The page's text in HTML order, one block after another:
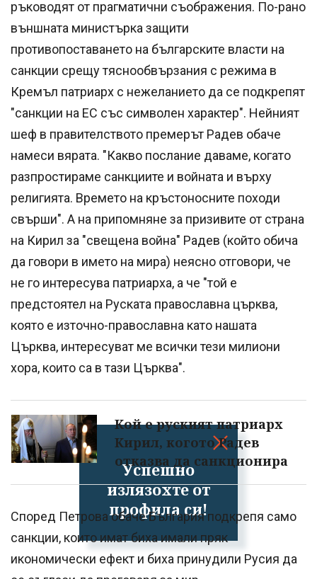
Успешно
излязохте от
профила си!
ръководят от прагматични съображения. По-рано
външната министърка защити
противопоставането на българските власти на
санкции срещу тяснообвързания с режима в
Кремъл патриарх с нежеланието да се подкрепят
"санкции на ЕС със символен характер". Нейният
шеф в правителството премерът Радев обаче
намеси вярата. "Какво послание даваме, когато
разпростираме санкциите и войната и върху
религията. Времето на кръстоносните походи
свърши". А на припомняне за призивите от страна
на Кирил за "свещена война" Радев (който обича
да говори в името на мира) неясно отговори, че
не го интересува патриарха, а че "той е
предстоятел на Руската православна църква,
която е източно-православна като нашата
Църква, интересуват ме всички тези милиони
хора, които са в тази Църква".
Кой е руският патриарх
Кирил, когото Радев
отказва да санкционира
Според Петрова обаче България подкрепя само
санкции, които имат биха имали пряк
икономически ефект и биха принудили Русия да